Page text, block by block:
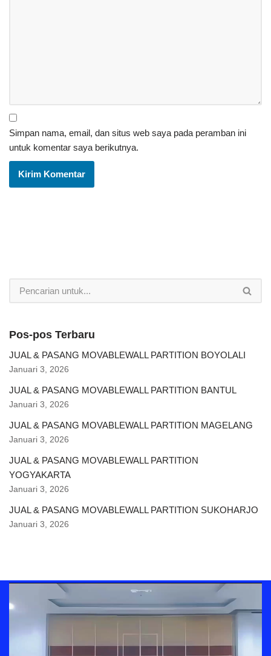
Simpan nama, email, dan situs web saya pada peramban ini
untuk komentar saya berikutnya.
Pos-pos Terbaru
JUAL & PASANG MOVABLEWALL PARTITION BOYOLALI
Januari 3, 2026
JUAL & PASANG MOVABLEWALL PARTITION BANTUL
Januari 3, 2026
JUAL & PASANG MOVABLEWALL PARTITION MAGELANG
Januari 3, 2026
JUAL & PASANG MOVABLEWALL PARTITION
YOGYAKARTA
Januari 3, 2026
JUAL & PASANG MOVABLEWALL PARTITION SUKOHARJO
Januari 3, 2026